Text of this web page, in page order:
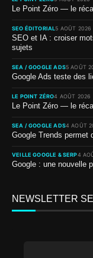
Le Point Zéro — le
SEO ÉDITORIAL5 AOÛT 2026
SEO et IA : croiser
sujets
SEA / GOOGLE ADS5 AOÛT
Google Ads teste des
LE POINT ZÉRO4 AOÛT 2026
Le Point Zéro — le
SEA / GOOGLE ADS4 AOÛT
Google Trends permet
VEILLE GOOGLE & SERP4
Google : une nouvelle
NEWSLETTER